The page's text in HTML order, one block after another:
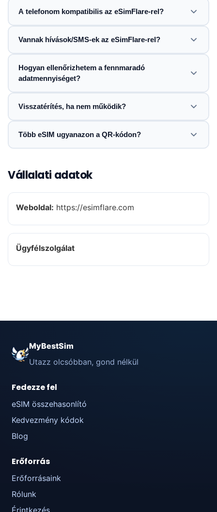
A telefonom kompatibilis az eSimFlare-rel?
Vannak hívások/SMS-ek az eSimFlare-rel?
Hogyan ellenőrizhetem a fennmaradó
adatmennyiséget?
Visszatérítés, ha nem működik?
Több eSIM ugyanazon a QR-kódon?
Vállalati adatok
Weboldal: https://esimflare.com
Ügyfélszolgálat
MyBestSim
Utazz olcsóbban, gond nélkül
Fedezze fel
eSIM összehasonlító
Kedvezmény kódok
Blog
Erőforrás
Erőforrásaink
Rólunk
Érintkezés